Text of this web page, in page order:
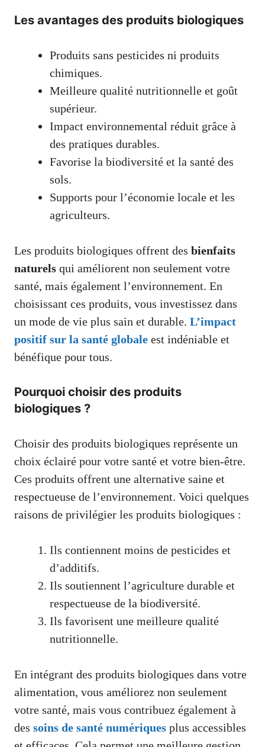
Les avantages des produits biologiques
Produits sans pesticides ni produits
chimiques.
Meilleure qualité nutritionnelle et goût
supérieur.
Impact environnemental réduit grâce à
des pratiques durables.
Favorise la biodiversité et la santé des
sols.
Supports pour l’économie locale et les
agriculteurs.
Les produits biologiques offrent des bienfaits
naturels qui améliorent non seulement votre
santé, mais également l’environnement. En
choisissant ces produits, vous investissez dans
un mode de vie plus sain et durable. L’impact
positif sur la santé globale est indéniable et
bénéfique pour tous.
Pourquoi choisir des produits
biologiques ?
Choisir des produits biologiques représente un
choix éclairé pour votre santé et votre bien-être.
Ces produits offrent une alternative saine et
respectueuse de l’environnement. Voici quelques
raisons de privilégier les produits biologiques :
Ils contiennent moins de pesticides et
d’additifs.
Ils soutiennent l’agriculture durable et
respectueuse de la biodiversité.
Ils favorisent une meilleure qualité
nutritionnelle.
En intégrant des produits biologiques dans votre
alimentation, vous améliorez non seulement
votre santé, mais vous contribuez également à
des soins de santé numériques plus accessibles